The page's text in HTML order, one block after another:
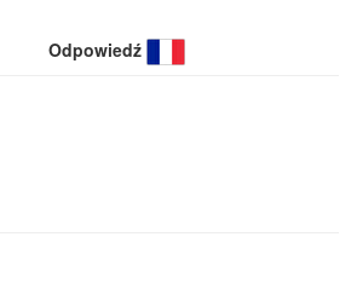
Odpowiedź